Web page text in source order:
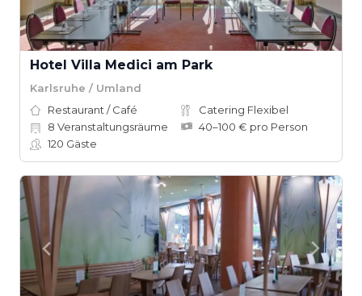
Hotel Villa Medici am Park
Karlsruhe / Umland
Restaurant / Café
Catering Flexibel
8 Veranstaltungsräume
40–100 € pro Person
120 Gäste